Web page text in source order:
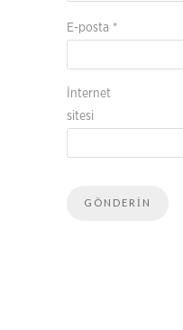
E-posta *
İnternet
sitesi